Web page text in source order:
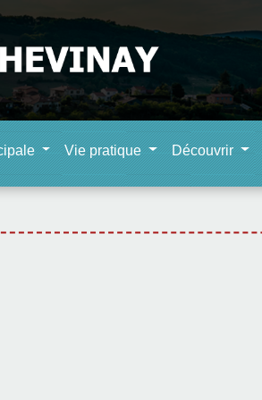
Vie pratique Découvrir